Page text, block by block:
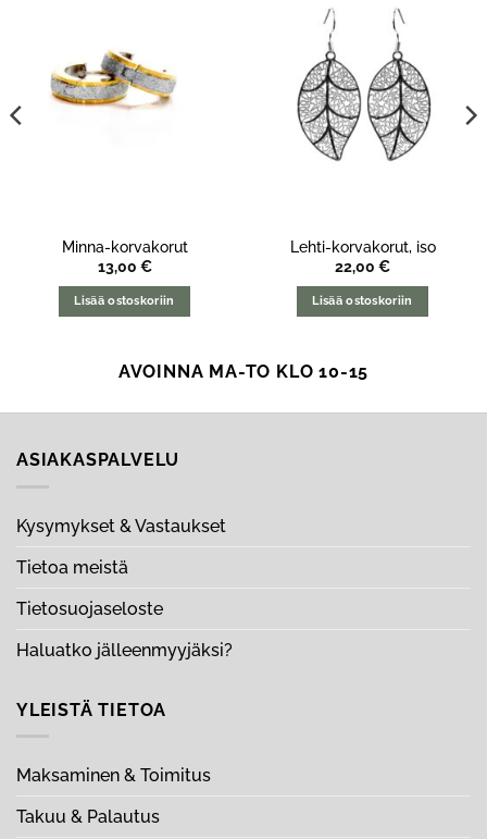
Minna-korvakorut
13,00 €
Lisää ostoskoriin
Lehti-korvakorut, iso
22,00 €
Lisää ostoskoriin
AVOINNA MA-TO KLO 10-15
ASIAKASPALVELU
Kysymykset & Vastaukset
Tietoa meistä
Tietosuojaseloste
Haluatko jälleenmyyjäksi?
YLEISTÄ TIETOA
Maksaminen & Toimitus
Takuu & Palautus